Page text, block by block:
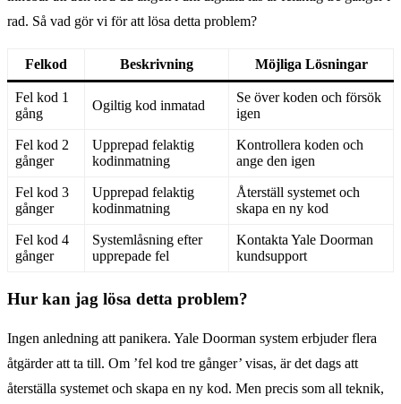
rad. Så vad gör vi för att lösa detta problem?
Felkod Beskrivning Möjliga Lösningar
Fel kod 1
gång
Ogiltig kod inmatad
Se över koden och försök
igen
Fel kod 2
gånger
Upprepad felaktig
kodinmatning
Kontrollera koden och
ange den igen
Fel kod 3
gånger
Upprepad felaktig
kodinmatning
Återställ systemet och
skapa en ny kod
Fel kod 4
gånger
Systemlåsning efter
upprepade fel
Kontakta Yale Doorman
kundsupport
Hur kan jag lösa detta problem?
Ingen anledning att panikera. Yale Doorman system erbjuder flera
åtgärder att ta till. Om ’fel kod tre gånger’ visas, är det dags att
återställa systemet och skapa en ny kod. Men precis som all teknik,